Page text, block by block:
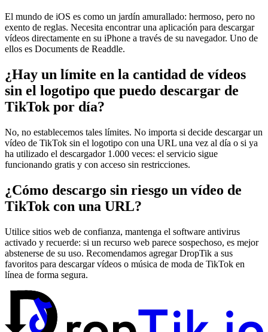
El mundo de iOS es como un jardín amurallado: hermoso, pero no
exento de reglas. Necesita encontrar una aplicación para descargar
vídeos directamente en su iPhone a través de su navegador. Uno de
ellos es Documents de Readdle.
¿Hay un límite en la cantidad de vídeos
sin el logotipo que puedo descargar de
TikTok por día?
No, no establecemos tales límites. No importa si decide descargar un
vídeo de TikTok sin el logotipo con una URL una vez al día o si ya
ha utilizado el descargador 1.000 veces: el servicio sigue
funcionando gratis y con acceso sin restricciones.
¿Cómo descargo sin riesgo un vídeo de
TikTok con una URL?
Utilice sitios web de confianza, mantenga el software antivirus
activado y recuerde: si un recurso web parece sospechoso, es mejor
abstenerse de su uso. Recomendamos agregar DropTik a sus
favoritos para descargar vídeos o música de moda de TikTok en
línea de forma segura.